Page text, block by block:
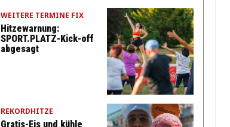
WEITERE TERMINE FIX
Hitzewarnung:
SPORT.PLATZ-Kick-off
abgesagt
REKORDHITZE
Gratis-Eis und kühle